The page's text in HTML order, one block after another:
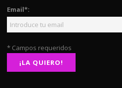
Email*:
* Campos requeridos